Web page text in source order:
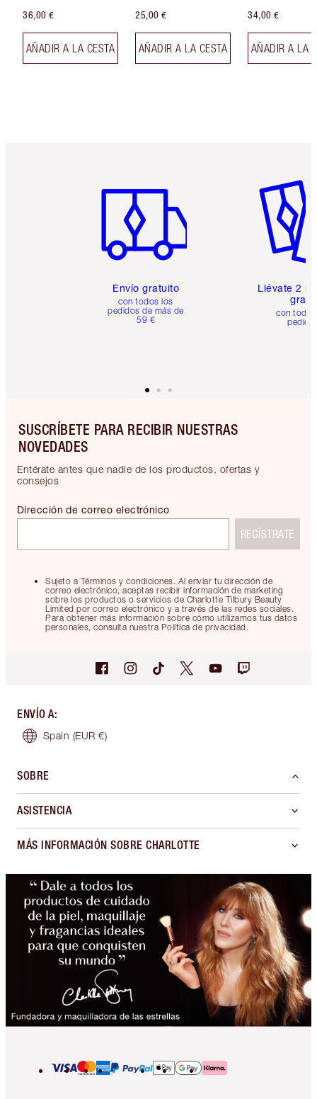
36,00 €
AÑADIR A LA CESTA
25,00 €
AÑADIR A LA CESTA
34,00 €
AÑADIR A LA
Envío gratuito
con todos los
pedidos de más de
59 €
Llévate 2
gratis
con
SUSCRÍBETE PARA RECIBIR NUESTRAS
NOVEDADES
Entérate antes que nadie de los productos, ofertas y
consejos
Sujeto a Términos y condiciones. Al enviar tu dirección de
correo electrónico, aceptas recibir información de marketing
sobre los productos o servicios de Charlotte Tilbury Beauty
Limited por correo electrónico y a través de las redes sociales.
Para obtener más información sobre cómo utilizamos tus datos
personales, consulta nuestra Política de privacidad.
Dirección de correo electrónico
REGÍSTRATE
ENVÍO A:
Spain (EUR €)
SOBRE
ASISTENCIA
MÁS INFORMACIÓN SOBRE CHARLOTTE